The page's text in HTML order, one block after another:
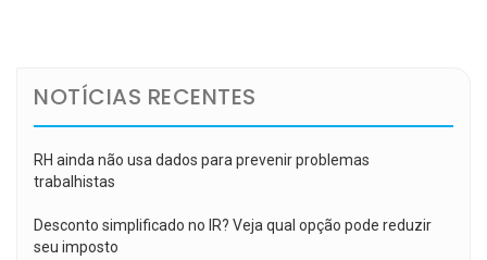
NOTÍCIAS RECENTES
RH ainda não usa dados para prevenir problemas
trabalhistas
Desconto simplificado no IR? Veja qual opção pode reduzir
seu imposto